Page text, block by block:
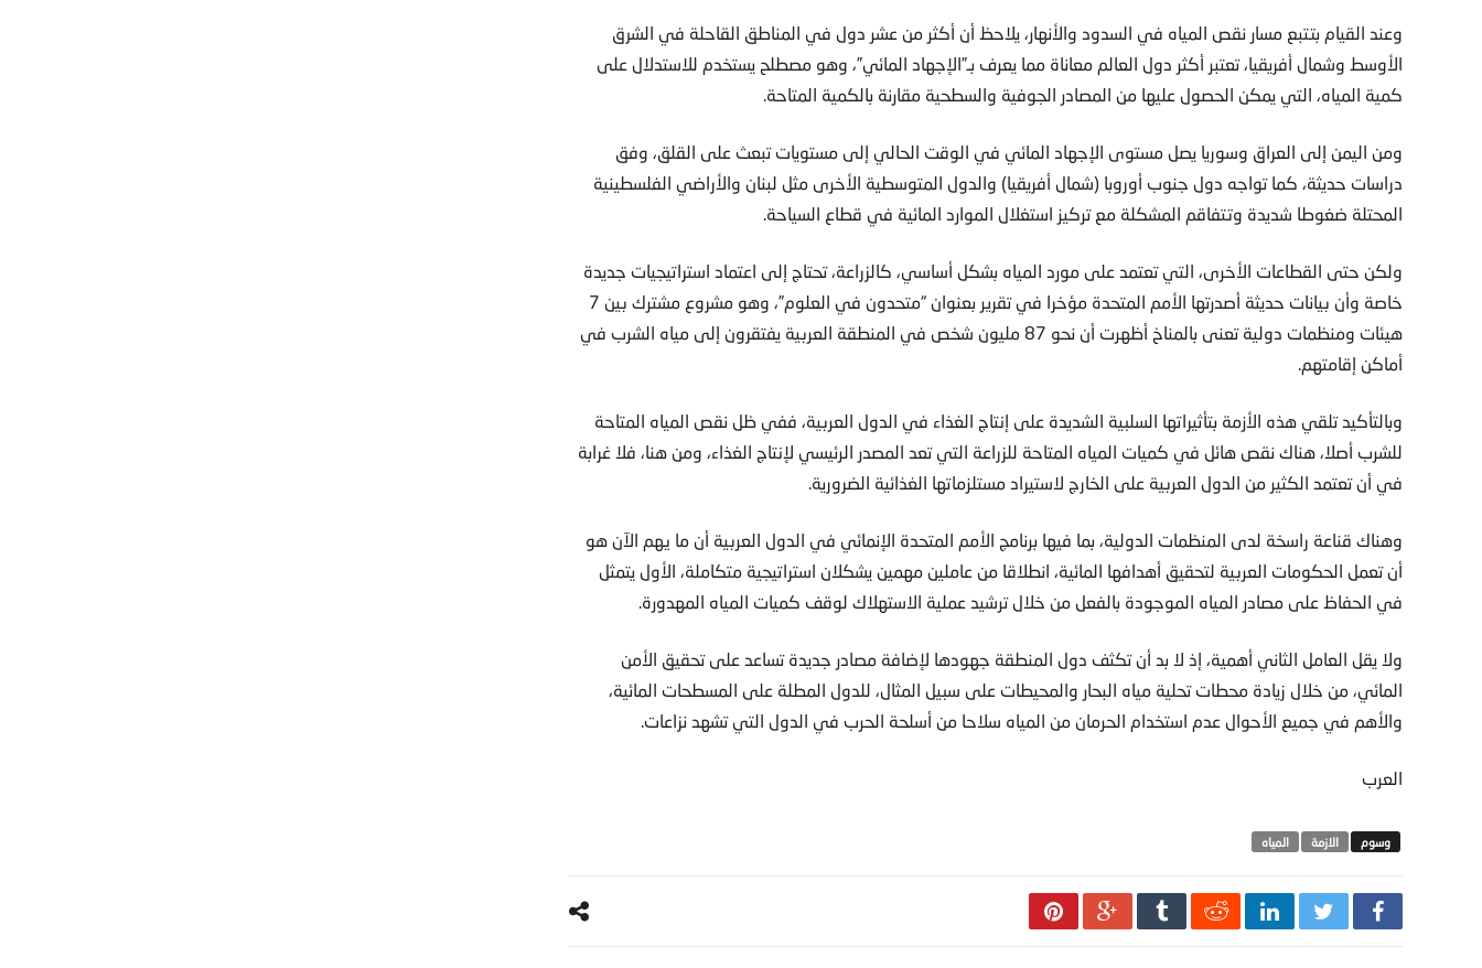
وعند القيام بتتبع مسار نقص المياه في السدود والأنهار، يلاحظ أن أكثر من عشر دول في المناطق القاحلة في الشرق
الأوسط وشمال أفريقيا، تعتبر أكثر دول العالم معاناة مما يعرف بـ”الإجهاد المائي”، وهو مصطلح يستخدم للاستدلال على
كمية المياه، التي يمكن الحصول عليها من المصادر الجوفية والسطحية مقارنة بالكمية المتاحة.
ومن اليمن إلى العراق وسوريا يصل مستوى الإجهاد المائي في الوقت الحالي إلى مستويات تبعث على القلق، وفق
دراسات حديثة، كما تواجه دول جنوب أوروبا (شمال أفريقيا) والدول المتوسطية الأخرى مثل لبنان والأراضي الفلسطينية
المحتلة ضغوطا شديدة وتتفاقم المشكلة مع تركيز استغلال الموارد المائية في قطاع السياحة.
ولكن حتى القطاعات الأخرى، التي تعتمد على مورد المياه بشكل أساسي، كالزراعة، تحتاج إلى اعتماد استراتيجيات جديدة
خاصة وأن بيانات حديثة أصدرتها الأمم المتحدة مؤخرا في تقرير بعنوان “متحدون في العلوم”، وهو مشروع مشترك بين 7
هيئات ومنظمات دولية تعنى بالمناخ أظهرت أن نحو 87 مليون شخص في المنطقة العربية يفتقرون إلى مياه الشرب في
أماكن إقامتهم.
وبالتأكيد تلقي هذه الأزمة بتأثيراتها السلبية الشديدة على إنتاج الغذاء في الدول العربية، ففي ظل نقص المياه المتاحة
للشرب أصلا، هناك نقص هائل في كميات المياه المتاحة للزراعة التي تعد المصدر الرئيسي لإنتاج الغذاء، ومن هنا، فلا غرابة
في أن تعتمد الكثير من الدول العربية على الخارج لاستيراد مستلزماتها الغذائية الضرورية.
وهناك قناعة راسخة لدى المنظمات الدولية، بما فيها برنامج الأمم المتحدة الإنمائي في الدول العربية أن ما يهم الآن هو
أن تعمل الحكومات العربية لتحقيق أهدافها المائية، انطلاقا من عاملين مهمين يشكلان استراتيجية متكاملة، الأول يتمثل
في الحفاظ على مصادر المياه الموجودة بالفعل من خلال ترشيد عملية الاستهلاك لوقف كميات المياه المهدورة.
ولا يقل العامل الثاني أهمية، إذ لا بد أن تكثف دول المنطقة جهودها لإضافة مصادر جديدة تساعد على تحقيق الأمن
المائي، من خلال زيادة محطات تحلية مياه البحار والمحيطات على سبيل المثال، للدول المطلة على المسطحات المائية،
والأهم في جميع الأحوال عدم استخدام الحرمان من المياه سلاحا من أسلحة الحرب في الدول التي تشهد نزاعات.
العرب
الازمة المياه